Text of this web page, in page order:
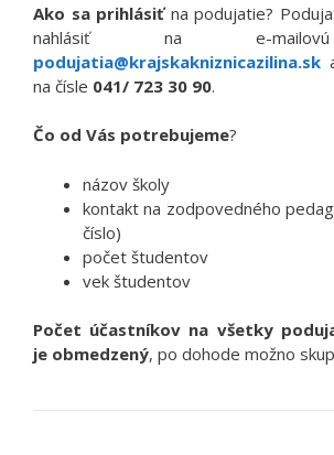
Ako sa prihlásiťna podujatie?
nahlásiť na e-
podujatia@krajskakniznicazilina.sk
na čísle 041/ 723 30 90.
Čo od Vás potrebujeme?
názov školy
kontakt na zodpovedného
číslo)
počet študentov
vek študentov
Počet účastníkov na všetky
je obmedzený, po dohode možno